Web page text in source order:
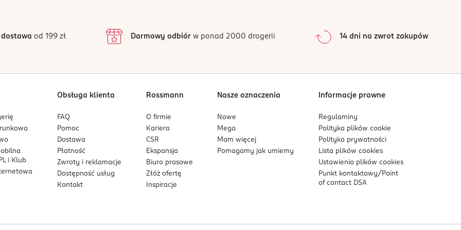
na słońce, testowany pod kontrolą dermatologiczną.
przeciwsłonecznych.
nasłonecznienia
2
1
0%
Sortowanie wgdata: od najnowszej
dostawa od 199 zł Darmowy odbiórw ponad 2000 drogerii 14 dni na zwrot zakupów
i Klub
Obsługa klienta
FAQ
Pomoc
Dostawa
Płatność
Zwroty i reklamacje
Dostępność usług
Kontakt
Rossmann
O firmie
Kariera
CSR
Ekspansja
Biuro prasowe
Złóż ofertę
Inspiracje
Nasze oznaczenia
Nowe
Mega
Mam więcej
Pomagamy jak umiemy
Informacje prawne
Regulaminy
Polityka plikówcookie
Polityka prywatności
Lista plikówcookies
Ustawienia plikówcookies
Punkt kontaktowy/ Point
of contact DSA